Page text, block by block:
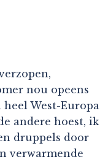
nou opeens
West-Europa
andere hoest, ik
druppels door
verwarmende